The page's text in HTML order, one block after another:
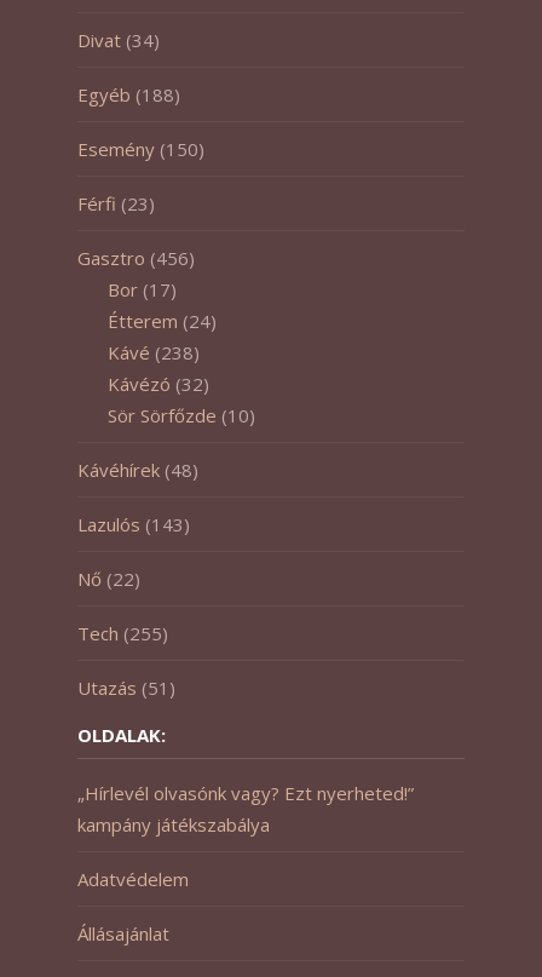
Divat (34)
Egyéb (188)
Esemény (150)
Férfi (23)
Gasztro (456)
Bor (17)
Étterem (24)
Kávé (238)
Kávézó (32)
Sör Sörfőzde (10)
Kávéhírek (48)
Lazulós (143)
Nő (22)
Tech (255)
Utazás (51)
OLDALAK:
„Hírlevél olvasónk vagy? Ezt nyerheted!”
kampány játékszabálya
Adatvédelem
Állásajánlat